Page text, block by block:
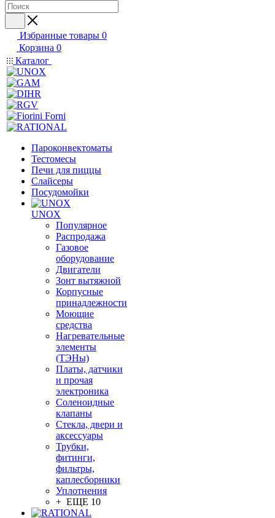
Избранные товары 0
Корзина 0
Каталог
Пароконвектоматы
Тестомесы
Печи для пиццы
Слайсеры
Посудомойки
UNOX
Популярное
Распродажа
Газовое
оборудование
Двигатели
Зонт вытяжной
Корпусные
принадлежности
Моющие
средства
Нагревательные
элементы
(ТЭНы)
Платы, датчики
и прочая
электроника
Соленоидные
клапаны
Стекла, двери и
аксессуары
Трубки,
фитинги,
фильтры,
каплесборники
Уплотнения
+ ЕЩЕ 10